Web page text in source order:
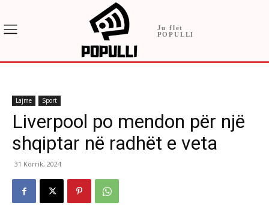
Ju flet
POPULLI
Lajme Sport
Liverpool po mendon për një
shqiptar në radhët e veta
31 Korrik, 2024